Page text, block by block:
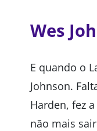
Wes
E quando o
Johnson.
Harden, fez
não mais